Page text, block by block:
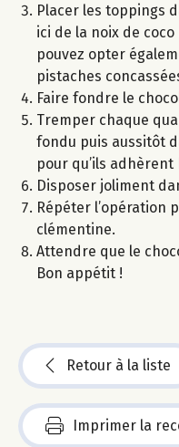
Placer les toppings
ici de la noix de
pouvez opter
pistaches
Faire fondre le
Tremper chaque
fondu puis aussitôt
pour qu’ils
Disposer joliment
Répéter l’opération
clémentine.
Attendre que le
Bon appétit !
Retour à la liste
Imprimer la